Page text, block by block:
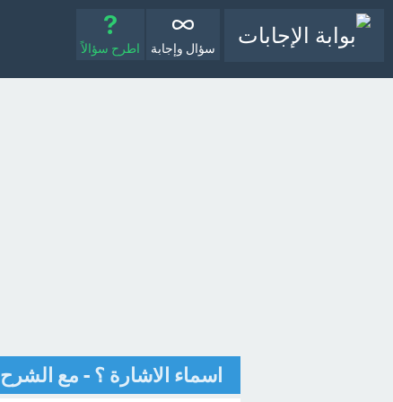
سؤال وإجابة اطرح سؤالاً
اسماء الاشارة ؟ - مع الشرح